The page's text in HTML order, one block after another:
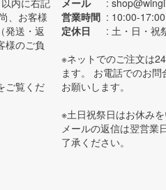
、お客様
発送・返
様のご負
ご覧くだ
営業時間
10:00-17:00
定休日
土・日・祝
※ネットでのご注文は
ます。 お電話でのお
お願いします。
※土日祝祭日はお休みを
メールの返信は翌営業
了承ください。